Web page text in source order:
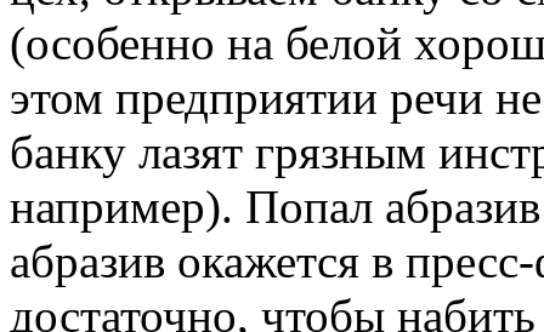
(особенно на белой
этом предприятии речи
банку лазят грязным
например). Попал
абразив окажется в
достаточно, чтобы